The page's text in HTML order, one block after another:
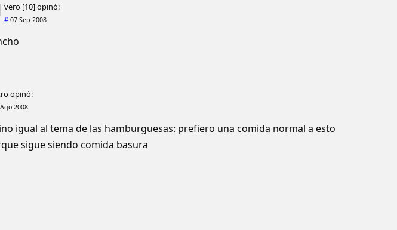
vero [10]opinó:
# 07 Sep 2008
opinó:
Ago 2008
igual al tema de las hamburguesas: prefiero una comida normal a esto
sigue siendo comida basura